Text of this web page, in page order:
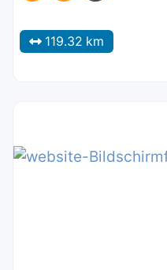
119.32 km